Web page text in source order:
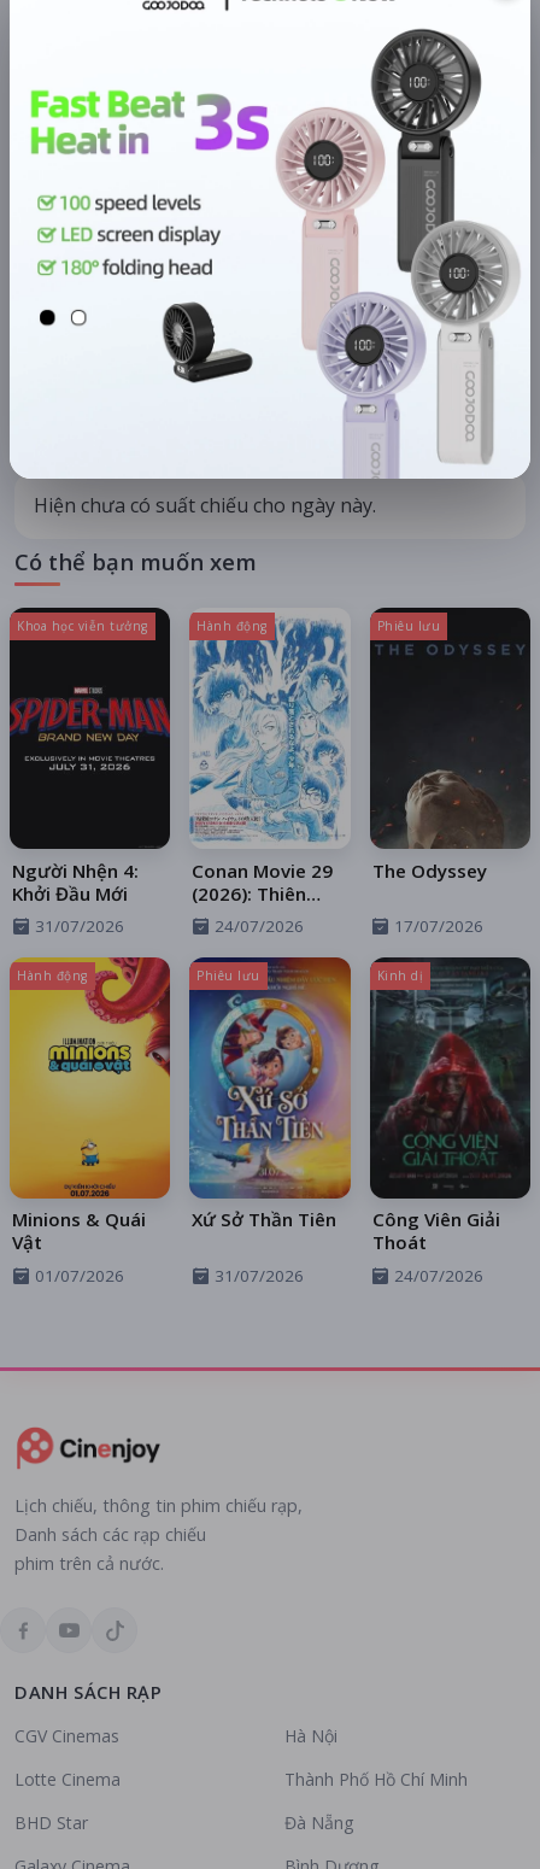
LỊCH CHIẾU BÌNH LUẬN ĐÁNH GIÁ TIN TỨC
KHU VỰC
Hà Nội
HỆ THỐNG RẠP
Tất cả hệ thống
CHỌN NGÀY XEM
08/08 09/08
Hiện chưa có suất chiếu cho ngày này.
Có thể bạn muốn xem
Khoa học viễn tưởng
Người Nhện 4:
Khởi Đầu Mới
31/07/2026
Hành động
Conan Movie 29
(2026): Thiên
Thần Sa Ngã
Trên Xa Lộ
24/07/2026
Phiêu lưu
The Odyssey
17/07/2026
Hành động
Minions & Quái
Vật
01/07/2026
Phiêu lưu
Xứ Sở Thần Tiên
31/07/2026
Kinh dị
Công Viên Giải
Thoát
24/07/2026
Lịch chiếu, thông tin phim chiếu rạp,
Danh sách các rạp chiếu
phim trên cả nước.
DANH SÁCH RẠP
CGV Cinemas
Lotte Cinema
BHD Star
Hà Nội
Thành Phố Hồ Chí Minh
Đà Nẵng